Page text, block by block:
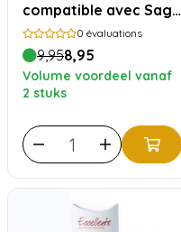
compatible avec Sage
et Breville
0 évaluations
9,958,95
Volume voordeel vanaf
2 stuks